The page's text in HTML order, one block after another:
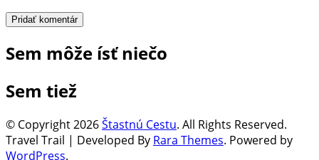
Sem môže ísť niečo
Sem tiež
© Copyright 2026Štastnú Cestu. All Rights Reserved.
Travel Trail | Developed By Rara Themes. Powered by
WordPress.